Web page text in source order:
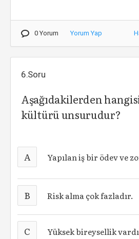
0 Yorum Yorum Yap
6.Soru
Aşağıdakilerden
kültürü unsurudur?
A Yapılan iş bir ödev ve
B Risk alma çok fazladır.
C Yüksek bireysellik